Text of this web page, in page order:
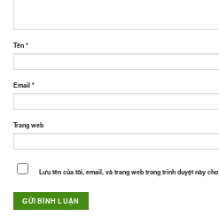
Tên *
Email *
Trang web
Lưu tên của tôi, email, và trang web trong trình duyệt này